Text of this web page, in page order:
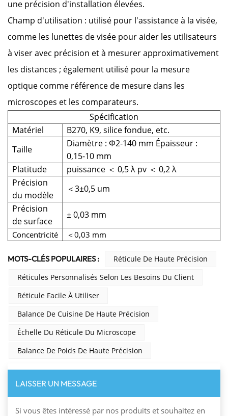
une précision d'installation élevées.
Champ d'utilisation : utilisé pour l'assistance à la visée,
comme les lunettes de visée pour aider les utilisateurs
à viser avec précision et à mesurer approximativement
les distances ; également utilisé pour la mesure
optique comme référence de mesure dans les
microscopes et les comparateurs.
Spécification
Matériel
B270, K9, silice fondue, etc.
Taille
Diamètre : Φ2-140 mm Épaisseur :
0,15-10 mm
Platitude
puissance ＜ 0,5 λ pv ＜ 0,2 λ
Précision
du modèle
＜3±0,5 um
Précision
de surface
± 0,03 mm
Concentricité ＜0,03 mm
MOTS-CLÉS POPULAIRES :
Réticule De Haute Précision
Réticules Personnalisés Selon Les Besoins Du Client
Réticule Facile À Utiliser
Balance De Cuisine De Haute Précision
Échelle Du Réticule Du Microscope
Balance De Poids De Haute Précision
LAISSER UN MESSAGE
Si vous êtes intéressé par nos produits et souhaitez en